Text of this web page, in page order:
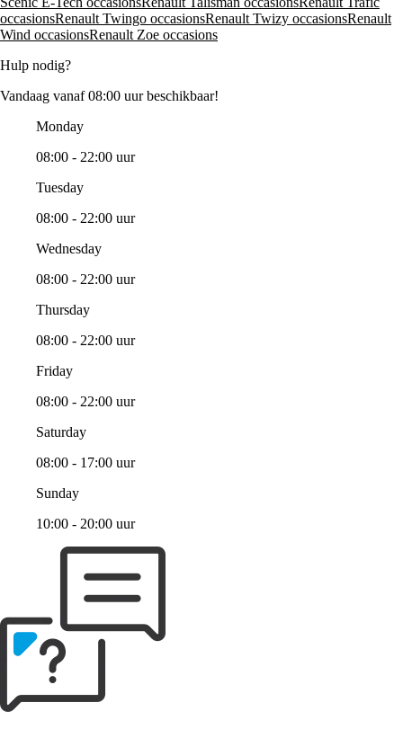
occasionsRenault Twingo occasionsRenault Twizy occasionsRenault
Wind occasionsRenault Zoe occasions
Hulp nodig?
Vandaag vanaf 08:00 uur beschikbaar!
Monday
08:00 - 22:00 uur
Tuesday
08:00 - 22:00 uur
Wednesday
08:00 - 22:00 uur
Thursday
08:00 - 22:00 uur
Friday
08:00 - 22:00 uur
Saturday
08:00 - 17:00 uur
Sunday
10:00 - 20:00 uur